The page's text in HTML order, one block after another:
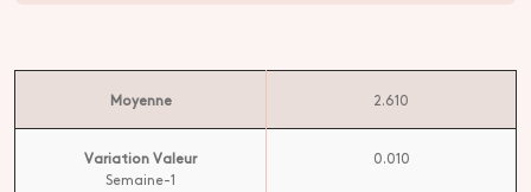
Moyenne 2.610
Variation Valeur
Semaine-1
0.010